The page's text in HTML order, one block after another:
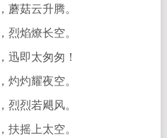
蘑菇云升腾。
烈焰燎长空。
迅即太匆匆！
灼灼耀夜空。
烈烈若飓风。
扶摇上太空。